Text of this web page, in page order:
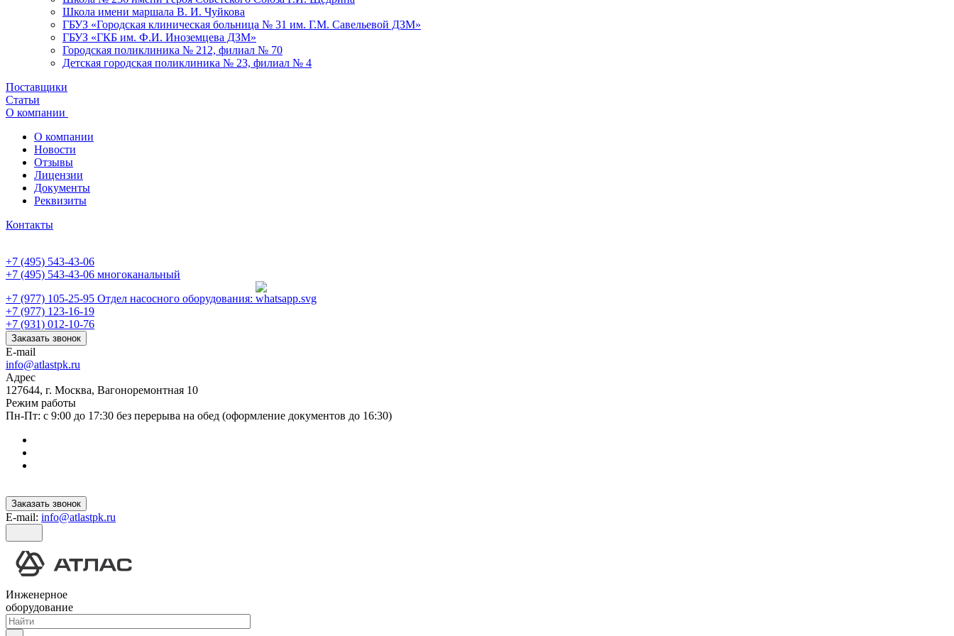
Школа имени маршала В. И. Чуйкова
ГБУЗ «Городская клиническая больница № 31 им. Г.М. Савельевой ДЗМ»
ГБУЗ «ГКБ им. Ф.И. Иноземцева ДЗМ»
Городская поликлиника № 212, филиал № 70
Детская городская поликлиника № 23, филиал № 4
Поставщики
Статьи
О компании
О компании
Новости
Отзывы
Лицензии
Документы
Реквизиты
Контакты
+7 (495) 543-43-06
+7 (495) 543-43-06 многоканальный
+7 (977) 105-25-95 Отдел насосного оборудования:
+7 (977) 123-16-19
+7 (931) 012-10-76
Заказать звонок
E-mail
info@atlastpk.ru
Адрес
127644, г. Москва, Вагоноремонтная 10
Режим работы
Пн-Пт: с 9:00 до 17:30 без перерыва на обед (оформление документов до 16:30)
Заказать звонок
E-mail: info@atlastpk.ru
Инженерное
оборудование